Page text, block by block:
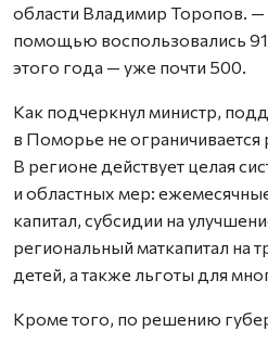
области Владимир Торопов.
помощью воспользовались
этого года — уже почти 500.
Как подчеркнул министр,
в Поморье не ограничивается
В регионе действует целая
и областных мер:
капитал, субсидии на
региональный маткапитал на
детей, а также льготы для
Кроме того, по решению